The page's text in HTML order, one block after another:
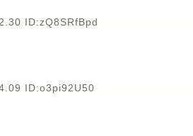
ID:zQ8SRfBpd
ID:o3pi92U50